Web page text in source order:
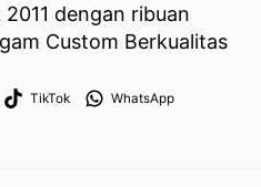
dengan ribuan
Custom Berkualitas
TikTok WhatsApp